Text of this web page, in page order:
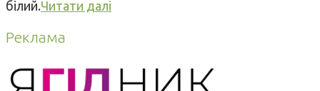
білий.Читати далі
Реклама